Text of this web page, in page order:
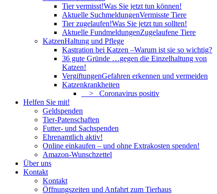
Tier vermisst!Was Sie jetzt tun können!
Aktuelle SuchmeldungenVermisste Tiere
Tier zugelaufen!Was Sie jetzt tun sollten!
Aktuelle FundmeldungenZugelaufene Tiere
KatzenHaltung und Pflege
Kastration bei Katzen –Warum ist sie so wichtig?
36 gute Gründe …gegen die Einzelhaltung von
Katzen!
VergiftungenGefahren erkennen und vermeiden
Katzenkrankheiten
> Coronavirus positiv
Helfen Sie mit!
Geldspenden
Tier-Patenschaften
Futter- und Sachspenden
Ehrenamtlich aktiv!
Online einkaufen – und ohne Extrakosten spenden!
Amazon-Wunschzettel
Über uns
Kontakt
Kontakt
Öffnungszeiten und Anfahrt zum Tierhaus